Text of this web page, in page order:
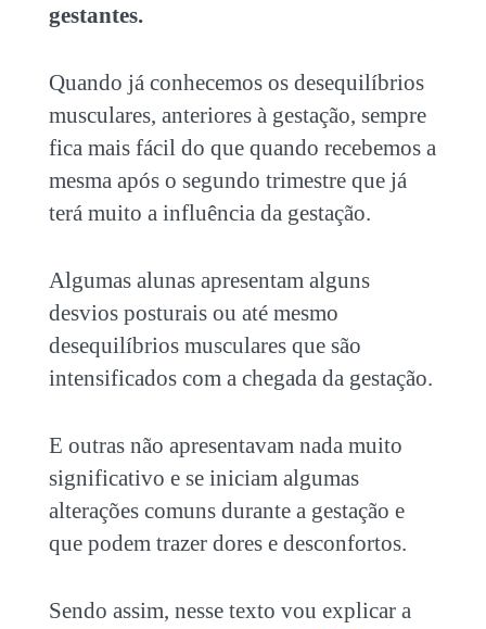
gestantes.
Quando já conhecemos os desequilíbrios
musculares, anteriores à gestação, sempre
fica mais fácil do que quando recebemos a
mesma após o segundo trimestre que já
terá muito a influência da gestação.
Algumas alunas apresentam alguns
desvios posturais ou até mesmo
desequilíbrios musculares que são
intensificados com a chegada da gestação.
E outras não apresentavam nada muito
significativo e se iniciam algumas
alterações comuns durante a gestação e
que podem trazer dores e desconfortos.
Sendo assim, nesse texto vou explicar a